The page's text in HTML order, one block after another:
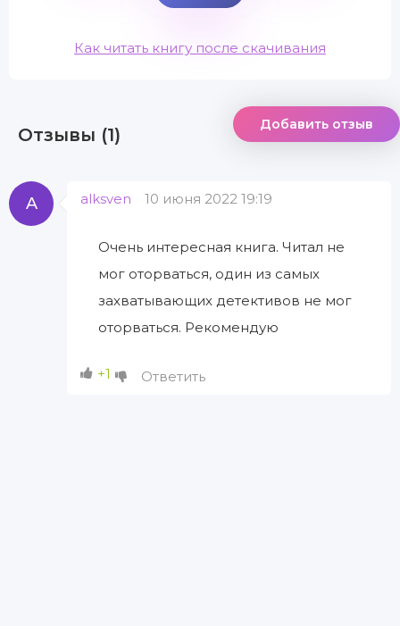
Как читать книгу после скачивания
Отзывы (1) Добавить отзыв
A alksven 10 июня 2022 19:19
Очень интересная книга. Читал не
мог оторваться, один из самых
захватывающих детективов не мог
оторваться. Рекомендую
+1 Ответить